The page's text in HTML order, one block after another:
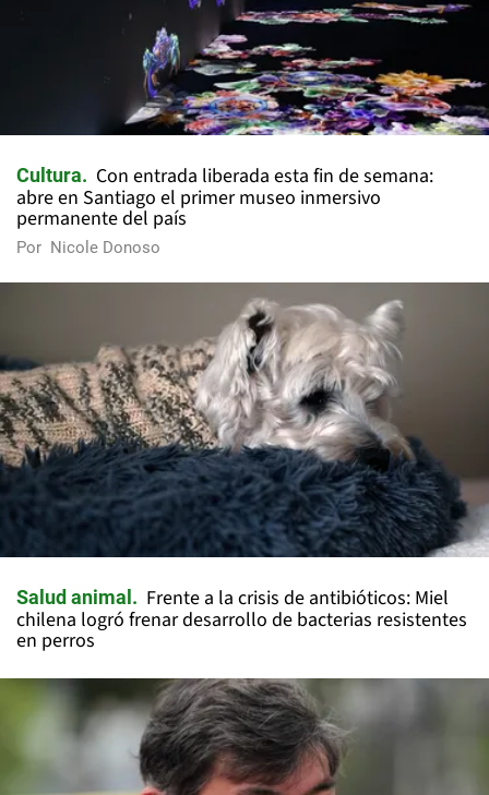
Cultura
Con entrada liberada esta fin de semana:
abre en Santiago el primer museo inmersivo
permanente del país
Por Nicole Donoso
Salud animal
Frente a la crisis de antibióticos: Miel
chilena logró frenar desarrollo de bacterias resistentes
en perros